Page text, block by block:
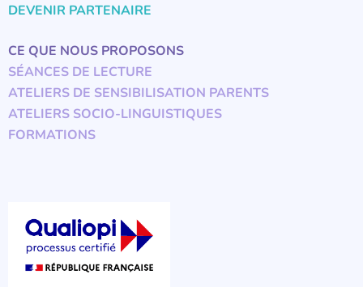
DEVENIR PARTENAIRE
CE QUE NOUS PROPOSONS
SÉANCES DE LECTURE
ATELIERS DE SENSIBILISATION PARENTS
ATELIERS SOCIO-LINGUISTIQUES
FORMATIONS